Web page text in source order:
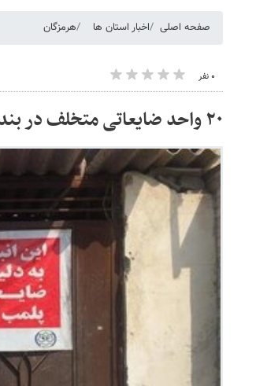
صفحه اصلی اخبار استان ها هرمزگان
۰ نفر
۲۰ واحد ضایعاتی متخلف در بندرلنگه پلمب شدند